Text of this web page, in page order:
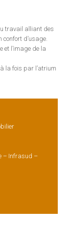
travail alliant des
d’usage.
et l’image de la
la fois par l’atrium
– Infrasud –